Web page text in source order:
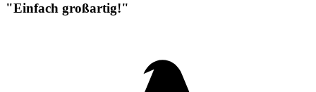
"Einfach großartig!"